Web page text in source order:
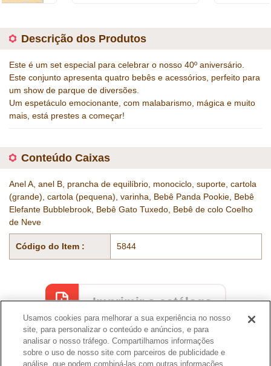
Descrição dos Produtos
Este é um set especial para celebrar o nosso 40º aniversário.
Este conjunto apresenta quatro bebês e acessórios, perfeito para
um show de parque de diversões.
Um espetáculo emocionante, com malabarismo, mágica e muito
mais, está prestes a começar!
Conteúdo Caixas
Anel A, anel B, prancha de equilíbrio, monociclo, suporte, cartola
(grande), cartola (pequena), varinha, Bebê Panda Pookie, Bebê
Elefante Bubblebrook, Bebê Gato Tuxedo, Bebê de colo Coelho
de Neve
Código do Item : 5844
Imprimir o catálogo
Catálogo
Usamos cookies para melhorar a sua experiência no nosso
site, para personalizar o conteúdo e anúncios, e para
analisar o nosso tráfego. Compartilhamos informações
sobre o uso de nosso site com parceiros de publicidade e
análise, que podem combiná-las com outras informações